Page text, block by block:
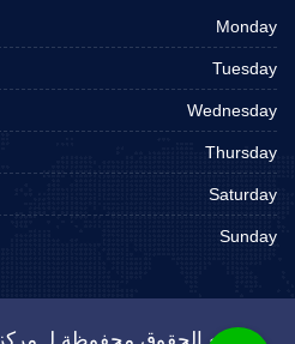
Monday
Tuesday
Wednesday
Thursday
Saturday
Sunday